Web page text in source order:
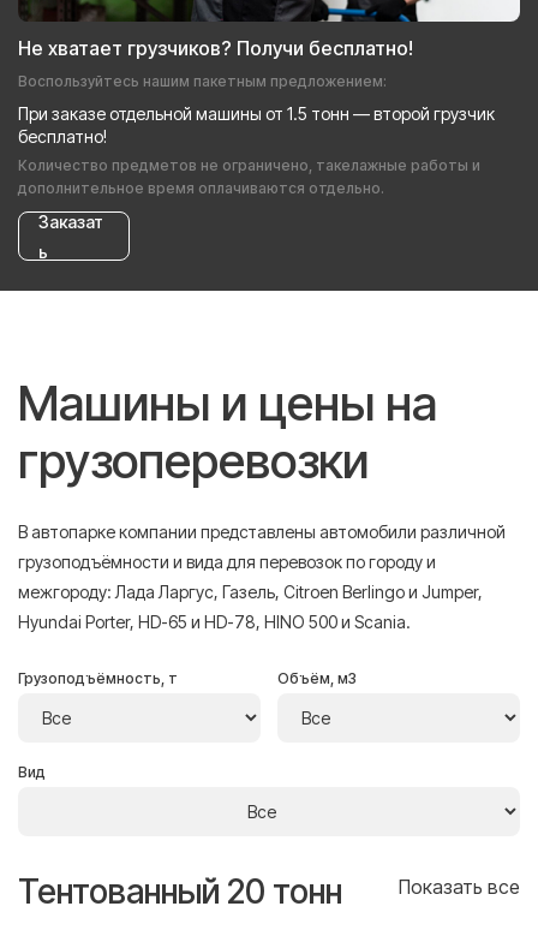
Не хватает грузчиков? Получи бесплатно!
Воспользуйтесь нашим пакетным предложением:
При заказе отдельной машины от 1.5 тонн — второй грузчик
бесплатно!
Количество предметов не ограничено, такелажные работы и
дополнительное время оплачиваются отдельно.
Заказат
ь
Машины и цены на
грузоперевозки
В автопарке компании представлены автомобили различной
грузоподъёмности и вида для перевозок по городу и
межгороду: Лада Ларгус, Газель, Citroen Berlingo и Jumper,
Hyundai Porter, HD-65 и HD-78, HINO 500 и Scania.
Грузоподъёмность, т Объём, м3
Вид
Тентованный 20 тонн Показать все